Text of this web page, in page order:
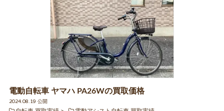
電動自転車 ヤマハ PA26Wの買取価格
2024.08.19 公開